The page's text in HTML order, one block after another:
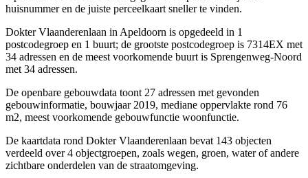
huisnummer en de juiste perceelkaart sneller te vinden.
Dokter Vlaanderenlaan in Apeldoorn is opgedeeld in 1
postcodegroep en 1 buurt; de grootste postcodegroep is 7314EX met
34 adressen en de meest voorkomende buurt is Sprengenweg-Noord
met 34 adressen.
De openbare gebouwdata toont 27 adressen met gevonden
gebouwinformatie, bouwjaar 2019, mediane oppervlakte rond 76
m2, meest voorkomende gebouwfunctie woonfunctie.
De kaartdata rond Dokter Vlaanderenlaan bevat 143 objecten
verdeeld over 4 objectgroepen, zoals wegen, groen, water of andere
zichtbare onderdelen van de straatomgeving.